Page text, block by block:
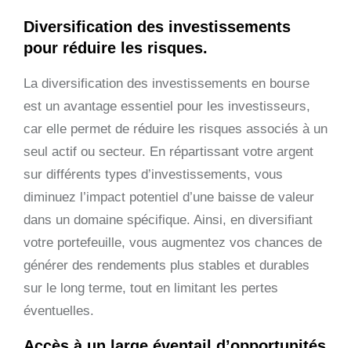
Diversification des investissements
pour réduire les risques.
La diversification des investissements en bourse
est un avantage essentiel pour les investisseurs,
car elle permet de réduire les risques associés à un
seul actif ou secteur. En répartissant votre argent
sur différents types d’investissements, vous
diminuez l’impact potentiel d’une baisse de valeur
dans un domaine spécifique. Ainsi, en diversifiant
votre portefeuille, vous augmentez vos chances de
générer des rendements plus stables et durables
sur le long terme, tout en limitant les pertes
éventuelles.